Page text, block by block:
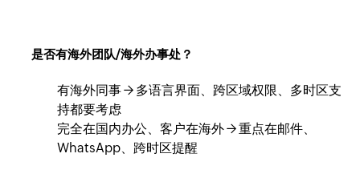
是否有海外团队/海外办事处？
有海外同事 → 多语言界面、跨区域权限、多时区支
持都要考虑
完全在国内办公、客户在海外 → 重点在邮件、
WhatsApp、跨时区提醒